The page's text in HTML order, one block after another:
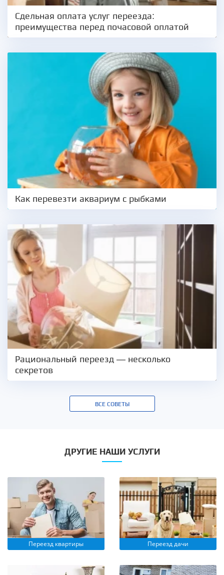
Сдельная оплата услуг переезда:
преимущества перед почасовой оплатой
Как перевезти аквариум с рыбками
Рациональный переезд — несколько
секретов
ВСЕ СОВЕТЫ
ДРУГИЕ НАШИ УСЛУГИ
Переезд квартиры Переезд дачи